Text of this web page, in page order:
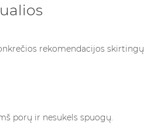
rekomendacijos skirtingų
porų ir nesukels spuogų.